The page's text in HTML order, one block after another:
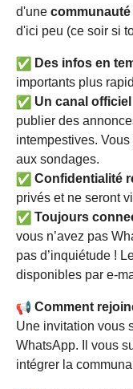
d'une
d'ici peu (ce soir si
Des infos en
importants plus
Un canal
publier des
intempestives. Vous
aux sondages.
Confidentialité
privés et ne seront
Toujours
vous n’avez pas
pas d’inquiétude !
disponibles par e-
Comment
Une invitation vous
WhatsApp. Il vous
intégrer la